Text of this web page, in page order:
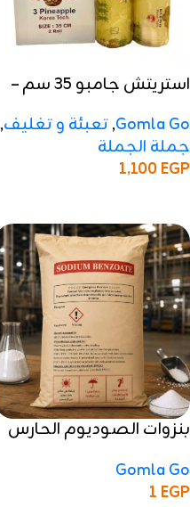
استريتش جامبو 35 سم –
Gomla Go
,تعبئة و تغليف,
جملة الجملة
1,100EGP
بنزوات الصوديوم الحارس
منتجاتك الغذائية
Gomla Go
1 EGP